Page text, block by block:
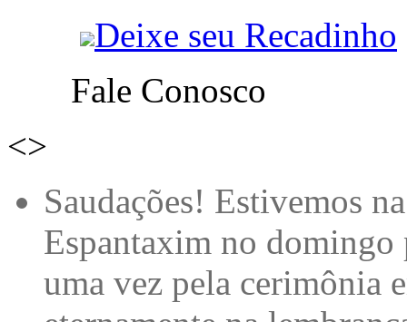
Deixe seu Recadinho
Fale Conosco
<>
Qual grande é a minha
ACOLHIMENTO e por
minha filha Rafaela de